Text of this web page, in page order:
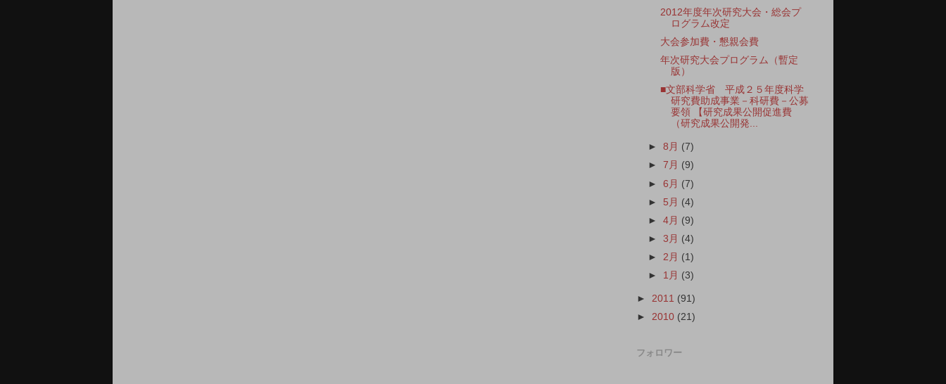
2012年度年次研究大会・総会プ
ログラム改定
大会参加費・懇親会費
年次研究大会プログラム（暫定
版）
■文部科学省 平成２５年度科学
研究費助成事業－科研費－公募
要領 【研究成果公開促進費
（研究成果公開発...
►8月 (7)
►7月 (9)
►6月 (7)
► 5月 (4)
►4月 (9)
►3月 (4)
►2月 (1)
► 1月 (3)
► 2011 (91)
► 2010 (21)
フォロワー